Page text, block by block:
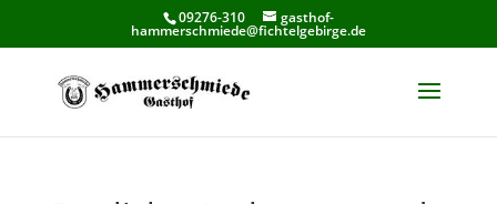
09276-310 gasthof-
hammerschmiede@fichtelgebirge.de